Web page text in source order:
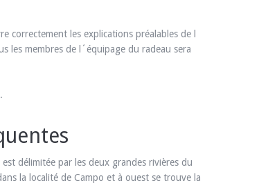
correctement les explications préalables de l
les membres de l´équipage du radeau sera
délimitée par les deux grandes rivières du
la localité de Campo et à ouest se trouve la